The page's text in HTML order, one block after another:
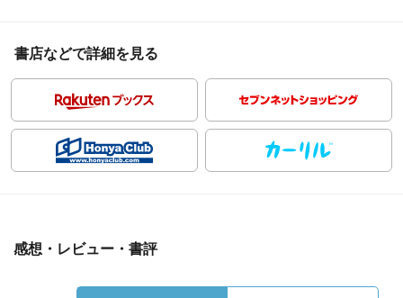
書店などで詳細を見る
感想・レビュー・書評